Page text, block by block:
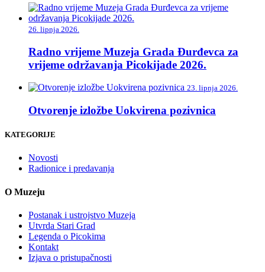
26. lipnja 2026.
Radno vrijeme Muzeja Grada Đurđevca za
vrijeme održavanja Picokijade 2026.
23. lipnja 2026.
Otvorenje izložbe Uokvirena pozivnica
KATEGORIJE
Novosti
Radionice i predavanja
O Muzeju
Postanak i ustrojstvo Muzeja
Utvrda Stari Grad
Legenda o Picokima
Kontakt
Izjava o pristupačnosti